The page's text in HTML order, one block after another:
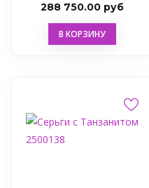
288 750.00 руб
В КОРЗИНУ